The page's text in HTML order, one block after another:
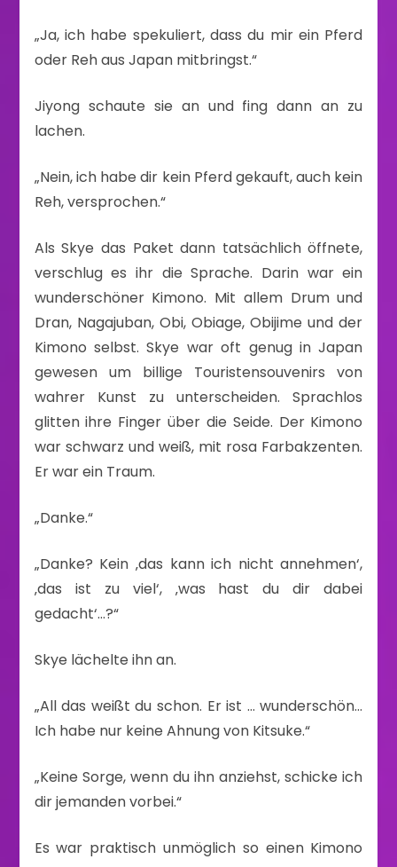
„Ja, ich habe spekuliert, dass du mir ein Pferd
oder Reh aus Japan mitbringst.“
Jiyong schaute sie an und fing dann an zu
lachen.
„Nein, ich habe dir kein Pferd gekauft, auch kein
Reh, versprochen.“
Als Skye das Paket dann tatsächlich öffnete,
verschlug es ihr die Sprache. Darin war ein
wunderschöner Kimono. Mit allem Drum und
Dran, Nagajuban, Obi, Obiage, Obijime und der
Kimono selbst. Skye war oft genug in Japan
gewesen um billige Touristensouvenirs von
wahrer Kunst zu unterscheiden. Sprachlos
glitten ihre Finger über die Seide. Der Kimono
war schwarz und weiß, mit rosa Farbakzenten.
Er war ein Traum.
„Danke.“
„Danke? Kein ‚das kann ich nicht annehmen‘,
‚das ist zu viel‘, ‚was hast du dir dabei
gedacht‘…?“
Skye lächelte ihn an.
„All das weißt du schon. Er ist … wunderschön…
Ich habe nur keine Ahnung von Kitsuke.“
„Keine Sorge, wenn du ihn anziehst, schicke ich
dir jemanden vorbei.“
Es war praktisch unmöglich so einen Kimono